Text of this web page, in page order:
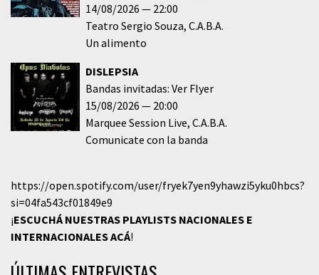
14/08/2026
22:00
Teatro Sergio Souza C.A.B.A.
Un alimento
DISLEPSIA
Bandas invitadas: Ver Flyer
15/08/2026
20:00
Marquee Session Live C.A.B.A.
Comunicate con la banda
https://open.spotify.com/user/fryek7yen9yhawzi5yku0hbcs?
si=04fa543cf01849e9
¡ESCUCHÁ NUESTRAS PLAYLISTS NACIONALES E
INTERNACIONALESACÁ!